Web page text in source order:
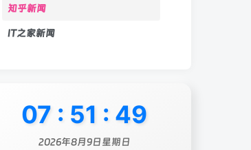
知乎新闻
IT之家新闻
07 : 51 : 51
2026年8月9日星期日